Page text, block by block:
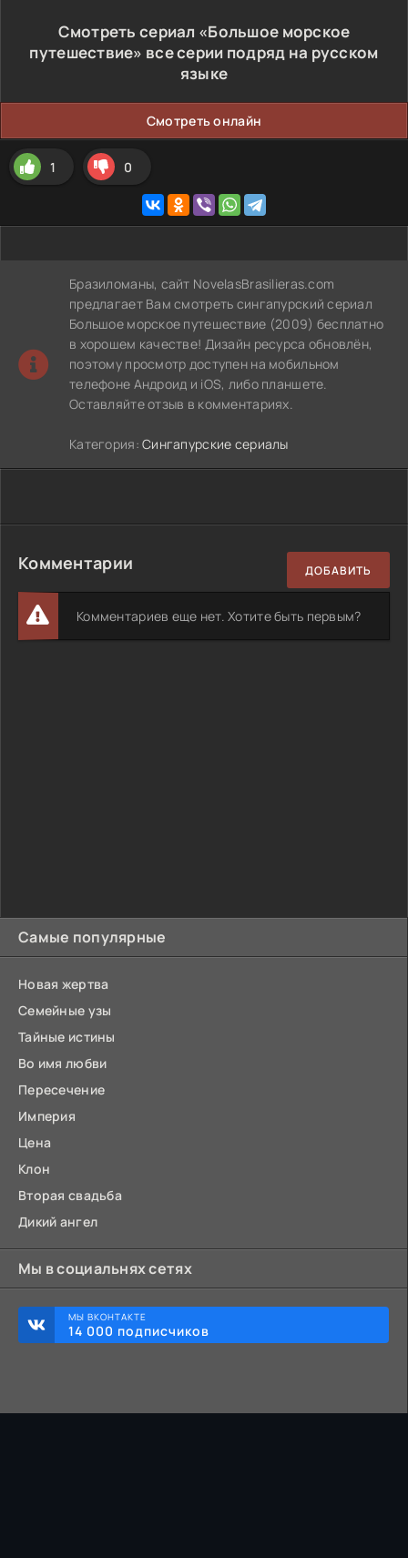
Самые популярные
Новая жертва
Семейные узы
Тайные истины
Во имя любви
Пересечение
Империя
Цена
Клон
Вторая свадьба
Дикий ангел
Мы в социальнях сетях
МЫ ВКОНТАКТЕ
14 000 подписчиков
Смотреть сериал «Большое морское
путешествие» все серии подряд на русском
языке
Смотреть онлайн
1 0
Бразиломаны, сайт NovelasBrasilieras.com
предлагает Вам смотреть сингапурский сериал
Большое морское путешествие (2009) бесплатно
в хорошем качестве! Дизайн ресурса обновлён,
поэтому просмотр доступен на мобильном
телефоне Андроид и iOS, либо планшете.
Оставляйте отзыв в комментариях.
Категория:Сингапурские сериалы
Комментарии ДОБАВИТЬ
Комментариев еще нет. Хотите быть первым?